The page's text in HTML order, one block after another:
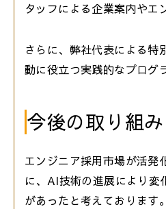
タッフによる企業案内やエ
さらに、弊社代表による
動に役立つ実践的なプログ
今後の取り組み
エンジニア採用市場が活発
に、AI技術の進展により変
があったと考えております。